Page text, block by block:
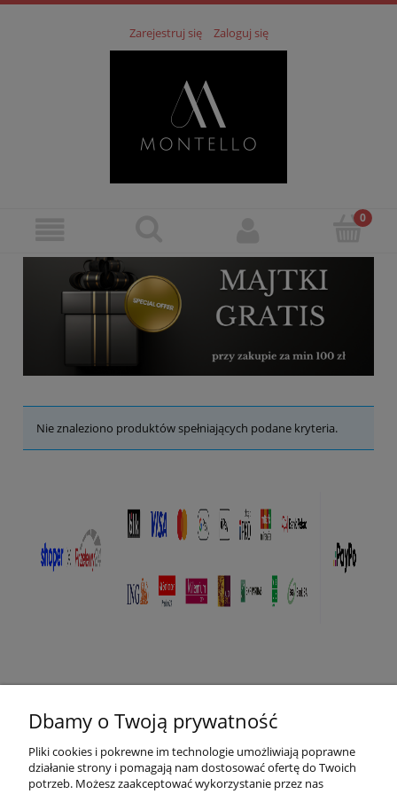
Zarejestruj się Zaloguj się
Nie znaleziono produktów spełniających podane kryteria.
Płatności i dostawa
O nas
Dbamy o Twoją prywatność
Pliki cookies i pokrewne im technologie umożliwiają poprawne
działanie strony i pomagają nam dostosować ofertę do Twoich
potrzeb. Możesz zaakceptować wykorzystanie przez nas